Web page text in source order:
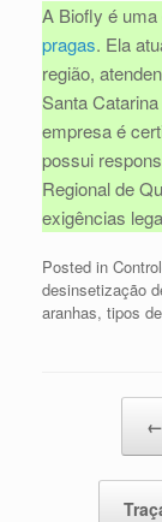
A Biofly é
pragas. Ela
região,
Santa
empresa é
possui
Regional de
exigências
Posted in
desinsetização
aranhas, tipos
←